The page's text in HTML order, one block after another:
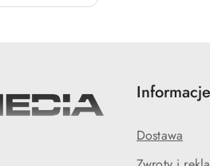
Informacje
Dostawa